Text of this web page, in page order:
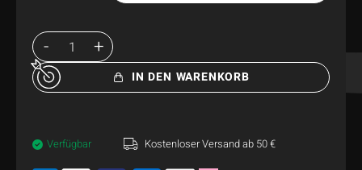
IN DEN WARENKORB
Verfügbar Kostenloser Versand ab 50 €